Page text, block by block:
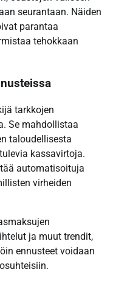
seurantaan. Näiden
parantaa
tehokkaan
tarkkojen
Se mahdollistaa
taloudellisesta
kassavirtoja.
automatisoituja
virheiden
ja muut trendit,
ennusteet voidaan